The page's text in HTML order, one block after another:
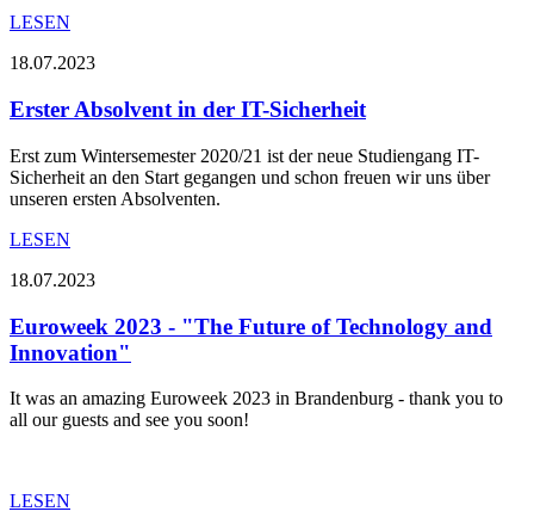
LESEN
18.07.2023
Erster Absolvent in der IT-Sicherheit
Erst zum Wintersemester 2020/21 ist der neue Studiengang IT-
Sicherheit an den Start gegangen und schon freuen wir uns über
unseren ersten Absolventen.
LESEN
18.07.2023
Euroweek 2023 - "The Future of Technology and
Innovation"
It was an amazing Euroweek 2023 in Brandenburg - thank you to
all our guests and see you soon!
LESEN